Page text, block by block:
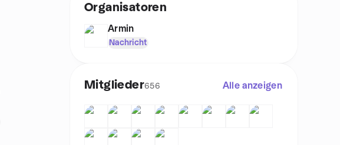
Organisatoren
Armin
Nachricht
Mitglieder656 Alle anzeigen